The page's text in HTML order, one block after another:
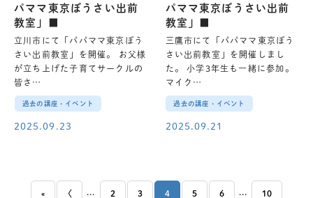
パママ東京ぼうさい出前
教室」■
立川市にて「パパママ東京ぼう
さい出前教室」を開催。 お父様
が立ち上げた子育てサークルの
皆さ…
過去の講座・イベント
2025.09.23
パママ東京ぼうさい出前
教室」■
三鷹市にて「パパママ東京ぼう
さい出前教室」を開催しまし
た。 小学3年生も一緒に参加。
マイク…
過去の講座・イベント
2025.09.21
« 〈 2 3 4 5 6 10